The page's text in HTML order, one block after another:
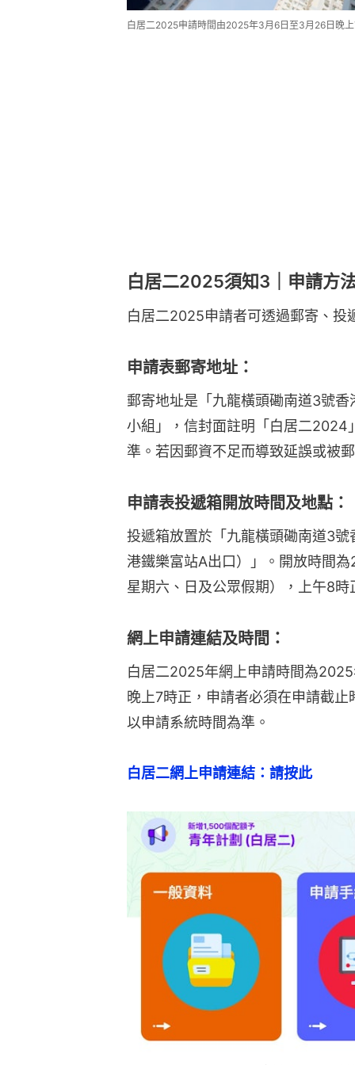
白居二2025申請時間由2025年3月6日至3月26日晚
白居二2025須知3｜申請方
白居二2025申請者可透過郵寄、投
申請表郵寄地址：
郵寄地址是「九龍橫頭磡南道3號
小組」，信封面註明「白居二2024
準。若因郵資不足而導致延誤或被
申請表投遞箱開放時間及地點：
投遞箱放置於「九龍橫頭磡南道3
港鐵樂富站A出口）」。開放時間
星期六、日及公眾假期），上午8時
網上申請連結及時間：
白居二2025年網上申請時間為
晚上7時正，申請者必須在申請截
以申請系統時間為準。
白居二網上申請連結：請按此